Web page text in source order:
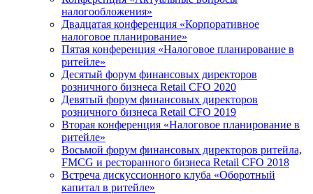
налогообложения»
Двадцатая конференция «Корпоративное
налоговое планирование»
Пятая конференция «Налоговое планирование в
ритейле»
Десятый форум финансовых директоров
розничного бизнеса Retail CFO 2020
Девятый форум финансовых директоров
розничного бизнеса Retail CFO 2019
Вторая конференция «Налоговое планирование в
ритейле»
Восьмой форум финансовых директоров ритейла,
FMCG и ресторанного бизнеса Retail CFO 2018
Встреча дискуссионного клуба «Оборотный
капитал в ритейле»